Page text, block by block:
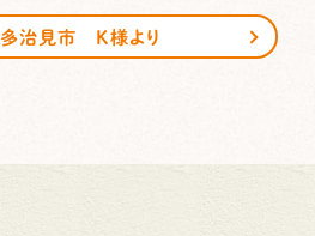
多治見市 K様より